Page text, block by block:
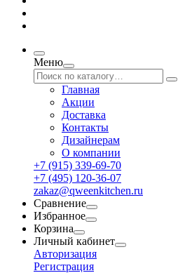
Меню
Главная
Акции
Доставка
Контакты
Дизайнерам
О компании
+7 (915) 339-69-70
+7 (495) 120-36-07
zakaz@qweenkitchen.ru
Сравнение
Избранное
Корзина
Личный кабинет
Авторизация
Регистрация